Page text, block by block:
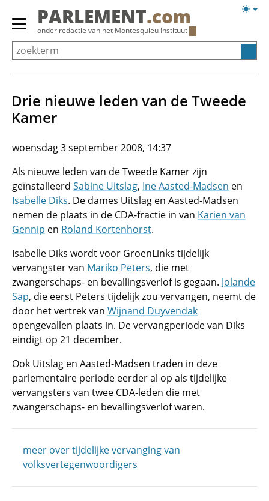
Overslaan
Primair
menu
tonen/verbergen
PARLEMENT.com
onder redactie van het Montesquieu Instituut
Drie nieuwe leden van de Tweede
Kamer
woensdag 3 september 2008, 14:37
Als nieuwe leden van de Tweede Kamer zijn
geïnstalleerd Sabine Uitslag, Ine Aasted-Madsen en
Isabelle Diks. De dames Uitslag en Aasted-Madsen
nemen de plaats in de CDA-fractie in van Karien van
Gennip en Roland Kortenhorst.
Isabelle Diks wordt voor GroenLinks tijdelijk
vervangster van Mariko Peters, die met
zwangerschaps- en bevallingsverlof is gegaan. Jolande
Sap, die eerst Peters tijdelijk zou vervangen, neemt de
door het vertrek van Wijnand Duyvendak
opengevallen plaats in. De vervangperiode van Diks
eindigt op 21 december.
Ook Uitslag en Aasted-Madsen traden in deze
parlementaire periode eerder al op als tijdelijke
vervangsters van twee CDA-leden die met
zwangerschaps- en bevallingsverlof waren.
meer over tijdelijke vervanging van
volksvertegenwoordigers